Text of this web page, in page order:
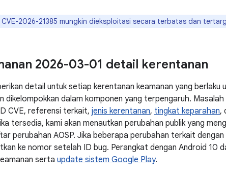
CVE-2026-21385 mungkin dieksploitasi secara terbatas dan
2026-03-01 detail kerentanan
detail untuk setiap kerentanan keamanan yang berlaku
dalam komponen yang terpengaruh. Masalah
CVE, referensi terkait, jenis kerentanan, tingkat keparahan,
tersedia, kami akan menautkan perubahan publik yang
perubahan AOSP. Jika beberapa perubahan terkait dengan
ke nomor setelah ID bug. Perangkat dengan Android 10
serta update sistem Google Play.